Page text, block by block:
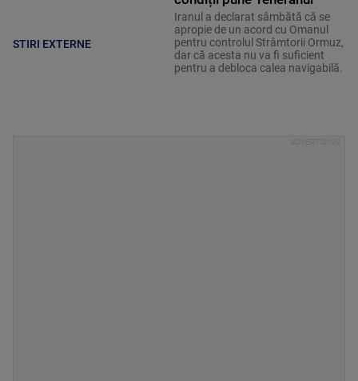
STIRI EXTERNE
Iranul a declarat sâmbătă că se
apropie de un acord cu Omanul
pentru controlul Strâmtorii Ormuz,
dar că acesta nu va fi suficient
pentru a debloca calea navigabilă.